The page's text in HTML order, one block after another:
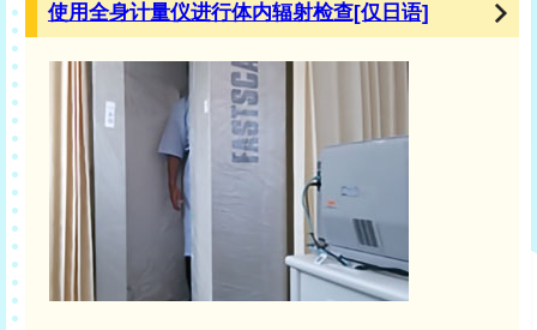
使用全身计量仪进行体内辐射检查[仅日语]